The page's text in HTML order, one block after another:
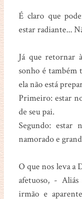
É claro que
estar radiante...
Já que retornar
sonho é também
ela não está
Primeiro: estar
de seu pai.
Segundo: estar
namorado e
O que nos leva a
afetuoso, -
irmão e